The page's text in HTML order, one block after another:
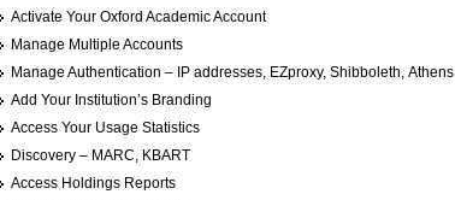
Activate Your Oxford Academic Account
Manage Multiple Accounts
Manage Authentication – IP addresses, EZproxy, Shibboleth, Athens
Add Your Institution’s Bran­ding
Access Your Usage Statistics
Discovery – MARC, KBART
Access Holdings Reports